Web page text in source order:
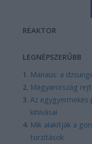
REAKTOR
LEGNÉPSZERŰBB
Manaus: a
Magyarország
Az egygyermekes
kihívásai
Mik alakítják a
torzítások